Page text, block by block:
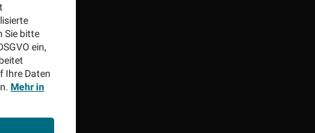
Sie bitte
ein,
Ihre Daten
Mehr in